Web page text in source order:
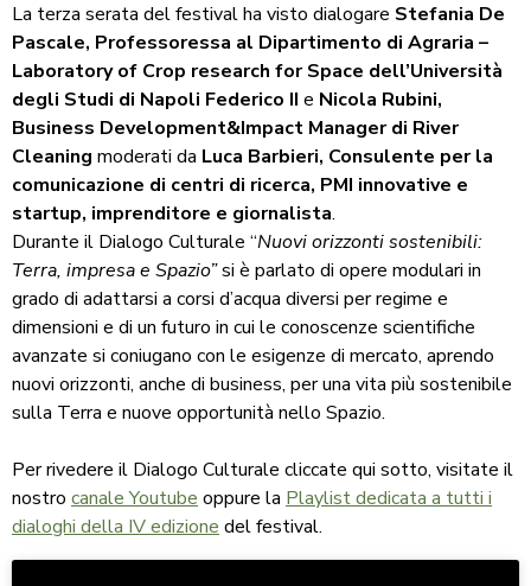
La terza serata del festival ha visto dialogare Stefania De
Pascale, Professoressa al Dipartimento di Agraria –
Laboratory of Crop research for Space dell’Università
degli Studi di Napoli Federico II e Nicola Rubini,
Business Development&Impact Manager di River
Cleaning moderati da Luca Barbieri, Consulente per la
comunicazione di centri di ricerca, PMI innovative e
startup, imprenditore e giornalista.
Durante il Dialogo Culturale “Nuovi orizzonti sostenibili:
Terra, impresa e Spazio”si è parlato di opere modulari in
grado di adattarsi a corsi d’acqua diversi per regime e
dimensioni e di un futuro in cui le conoscenze scientifiche
avanzate si coniugano con le esigenze di mercato, aprendo
nuovi orizzonti, anche di business, per una vita più sostenibile
sulla Terra e nuove opportunità nello Spazio.
Per rivedere il Dialogo Culturale cliccate qui sotto, visitate il
nostro canale Youtube oppure la Playlist dedicata a tutti i
dialoghi della IV edizione del festival.